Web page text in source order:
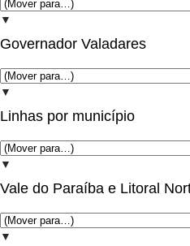
▼
Governador Valadares
▼
Linhas por município
▼
Vale do Paraíba e Litoral
▼